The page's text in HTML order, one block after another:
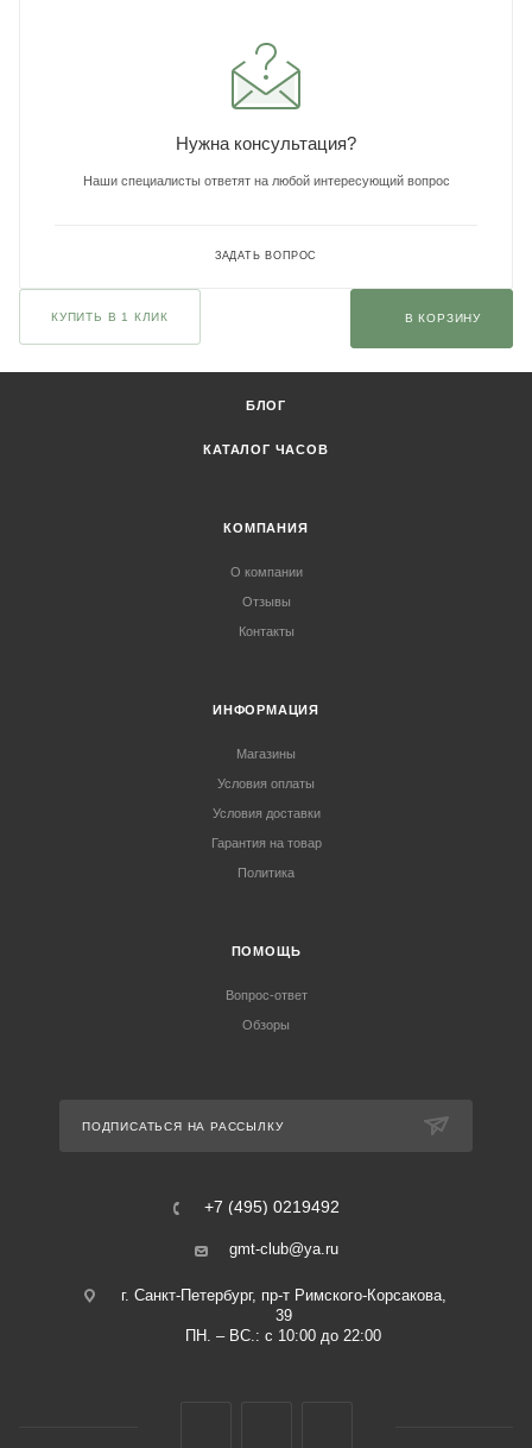
Нужна консультация?
Наши специалисты ответят на любой интересующий вопрос
ЗАДАТЬ ВОПРОС
КУПИТЬ В 1 КЛИК В КОРЗИНУ
БЛОГ
КАТАЛОГ ЧАСОВ
КОМПАНИЯ
О компании
Отзывы
Контакты
ИНФОРМАЦИЯ
Магазины
Условия оплаты
Условия доставки
Гарантия на товар
Политика
ПОМОЩЬ
Вопрос-ответ
Обзоры
ПОДПИСАТЬСЯ НА РАССЫЛКУ
+7 (495) 0219492
gmt-club@ya.ru
г. Санкт-Петербург, пр-т Римского-Корсакова,
39
ПН. – ВС.: с 10:00 до 22:00